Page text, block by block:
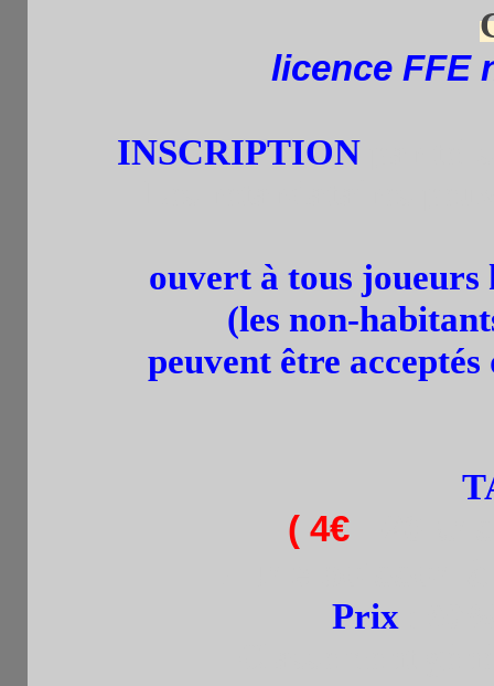
licence FFE
INSCRIPTION
ouvert à tous
(les non-
peuvent être
(4€: -20
Prix